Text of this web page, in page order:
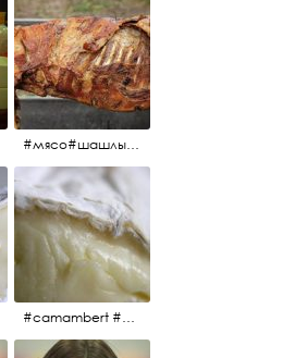
#мясо#шашлык#шашлыкмашлык #пальчикиоближешь
#camambert #сыр#камамбер